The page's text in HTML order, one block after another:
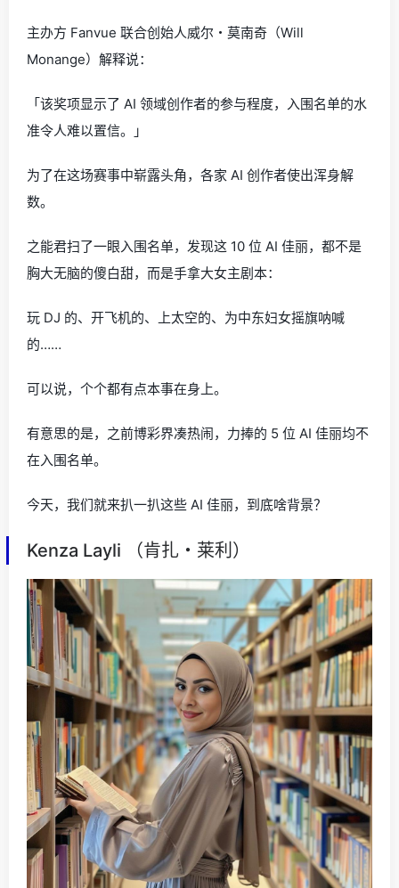
主办方 Fanvue 联合创始人威尔・莫南奇（Will
Monange）解释说：
「该奖项显示了 AI 领域创作者的参与程度，入围名单的水
准令人难以置信。」
为了在这场赛事中崭露头角，各家 AI 创作者使出浑身解
数。
之能君扫了一眼入围名单，发现这 10 位 AI 佳丽，都不是
胸大无脑的傻白甜，而是手拿大女主剧本：
玩 DJ 的、开飞机的、上太空的、为中东妇女摇旗呐喊
的……
可以说，个个都有点本事在身上。
有意思的是，之前博彩界凑热闹，力捧的 5 位 AI 佳丽均不
在入围名单。
今天，我们就来扒一扒这些 AI 佳丽，到底啥背景？
Kenza Layli （肯扎・莱利）